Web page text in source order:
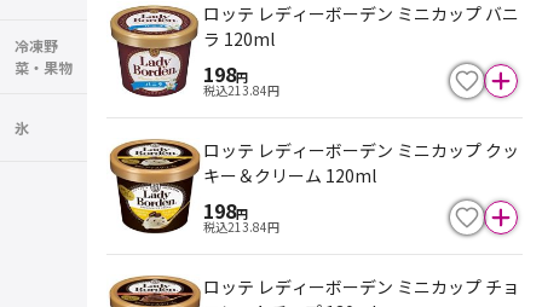
冷凍野
菜・果物
氷
ロッテ レディーボーデン ミニカップ バニ
ラ 120ml
198円
税込213.84円
ロッテ レディーボーデン ミニカップ クッ
キー＆クリーム 120ml
198円
税込213.84円
ロッテ レディーボーデン ミニカップ チョ